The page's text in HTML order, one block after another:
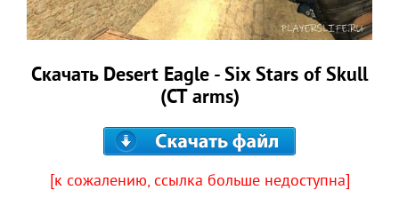
Скачать Desert Eagle - Six Stars of Skull
(CT arms)
[к сожалению, ссылка больше недоступна]